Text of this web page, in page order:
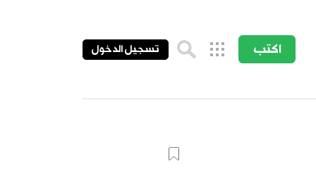
اكتب تسجيل الدخول من نحن